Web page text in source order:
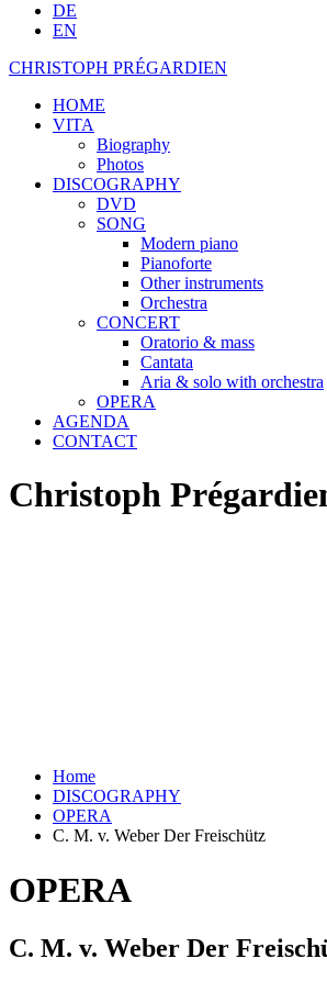
DE
EN
CHRISTOPH PRÉGARDIEN
HOME
VITA
Biography
Photos
DISCOGRAPHY
DVD
SONG
Modern piano
Pianoforte
Other instruments
Orchestra
CONCERT
Oratorio & mass
Cantata
Aria & solo with orchestra
OPERA
AGENDA
CONTACT
Christoph
Home
DISCOGRAPHY
OPERA
C. M. v. Weber Der Freischütz
OPERA
C. M. v. Weber Der